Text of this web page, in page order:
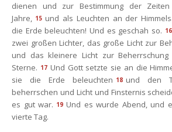
dienen und zur Bestimmung der
Jahre, 15 und als Leuchten an der
die Erde beleuchten! Und es geschah so. 16
zwei großen Lichter, das große Licht zur
und das kleinere Licht zur
Sterne. 17 Und Gott setzte sie an die
ie die Erde beleuchten 18 und den
beherrschen und Licht und Finsternis
es gut war. 19 Und es wurde Abend, und
vierte Tag.